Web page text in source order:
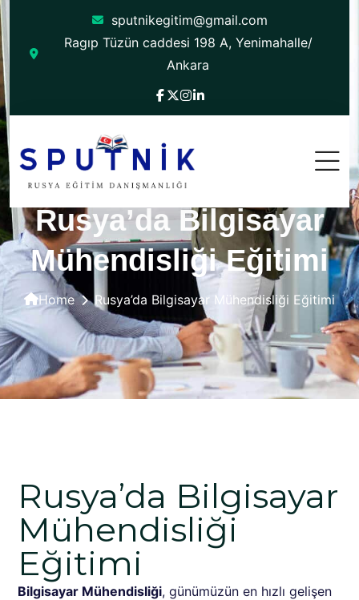
sputnikegitim@gmail.com
Ragıp Tüzün caddesi 198 A, Yenimahalle/
Ankara
Rusya’da Bilgisayar
Mühendisliği Eğitimi
Home Rusya’da Bilgisayar Mühendisliği Eğitimi
Rusya’da Bilgisayar
Mühendisliği
Eğitimi
Bilgisayar Mühendisliği, günümüzün en hızlı gelişen